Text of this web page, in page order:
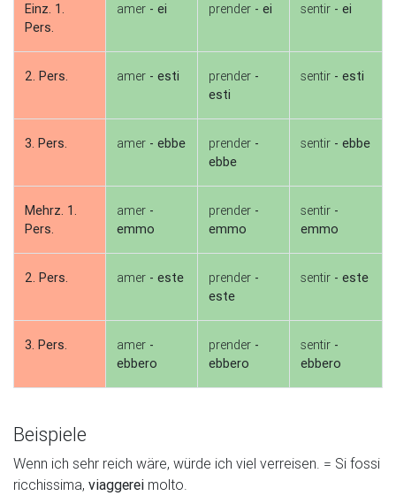
Einz. 1.
Pers.
amer - ei prender - ei sentir - ei
2. Pers. amer - esti prender -
esti
sentir - esti
3. Pers. amer - ebbe prender -
ebbe
sentir - ebbe
Mehrz. 1.
Pers.
amer -
emmo
prender -
emmo
sentir -
emmo
2. Pers. amer - este prender -
este
sentir - este
3. Pers. amer -
ebbero
prender -
ebbero
sentir -
ebbero
Beispiele
Wenn ich sehr reich wäre, würde ich viel verreisen. = Si fossi
ricchissima, viaggerei molto.